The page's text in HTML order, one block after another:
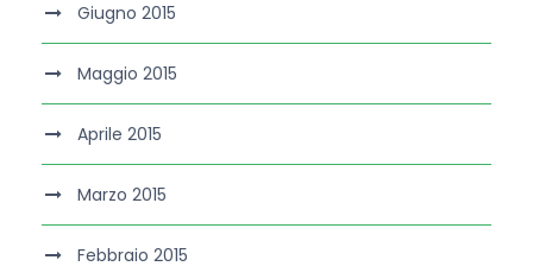
Giugno 2015
Maggio 2015
Aprile 2015
Marzo 2015
Febbraio 2015